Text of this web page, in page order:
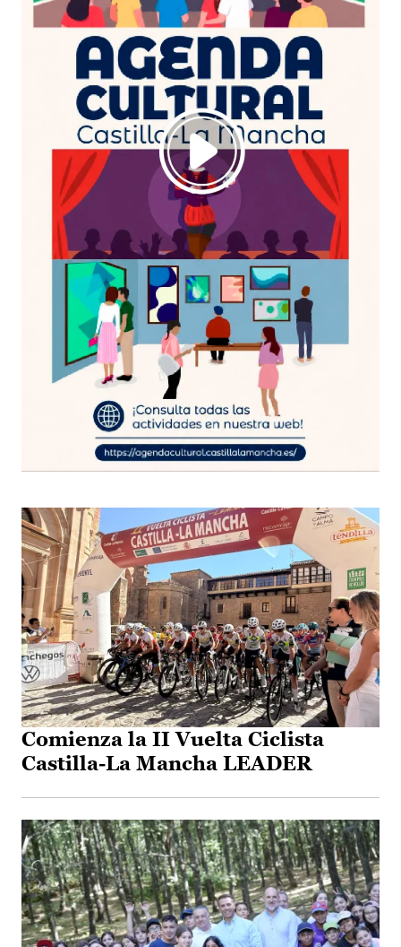
Comienza la II Vuelta Ciclista
Castilla-La Mancha LEADER